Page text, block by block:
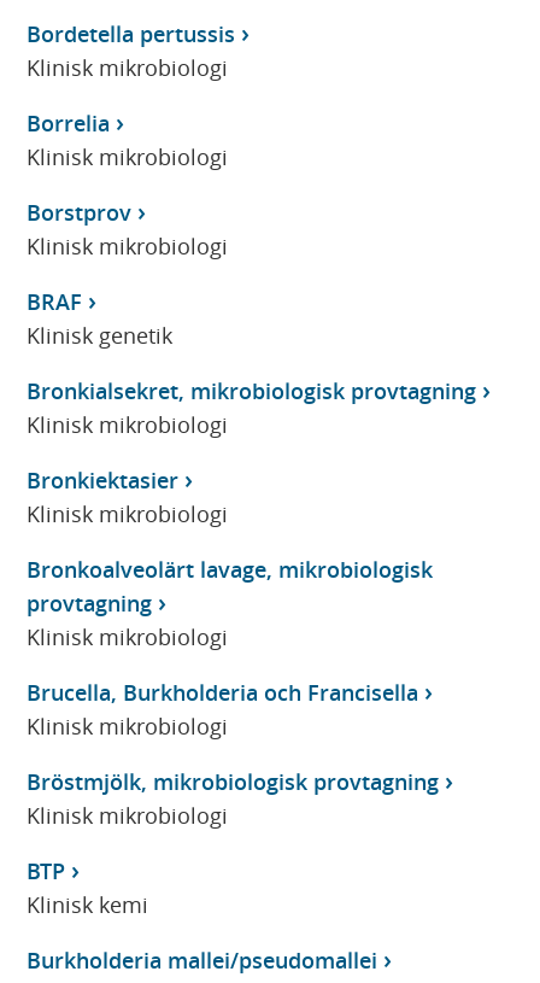
Bordetella pertussis
Klinisk mikrobiologi
Borrelia
Klinisk mikrobiologi
Borstprov
Klinisk mikrobiologi
BRAF
Klinisk genetik
Bronkialsekret, mikrobiologisk provtagning
Klinisk mikrobiologi
Bronkiektasier
Klinisk mikrobiologi
Bronkoalveolärt lavage, mikrobiologisk
provtagning
Klinisk mikrobiologi
Brucella, Burkholderia och Francisella
Klinisk mikrobiologi
Bröstmjölk, mikrobiologisk provtagning
Klinisk mikrobiologi
BTP
Klinisk kemi
Burkholderia mallei/pseudomallei